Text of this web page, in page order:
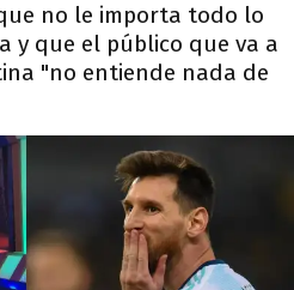
no le importa todo lo
y que el público que va a
"no entiende nada de